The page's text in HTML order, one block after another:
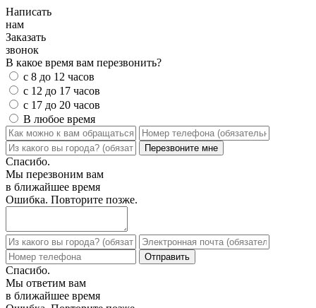
Написать
нам
Заказать
звонок
В какое время вам перезвонить?
с 8 до 12 часов
с 12 до 17 часов
с 17 до 20 часов
В любое время
Спасибо.
Мы перезвоним вам
в ближайшее время
Ошибка. Повторите позже.
Спасибо.
Мы ответим вам
в ближайшее время